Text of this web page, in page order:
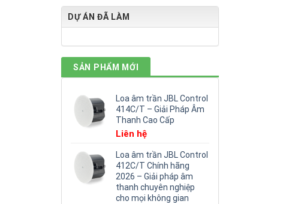
DỰ ÁN ĐÃ LÀM
SẢN PHẨM MỚI
Loa âm trần JBL Control
414C/T – Giải Pháp Âm
Thanh Cao Cấp
Liên hệ
Loa âm trần JBL Control
412C/T Chính hãng
2026 – Giải pháp âm
thanh chuyên nghiệp
cho mọi không gian